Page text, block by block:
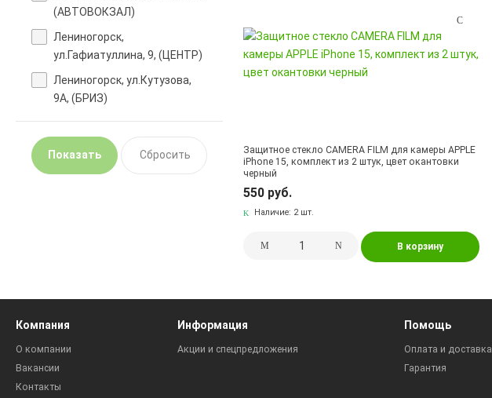
(АВТОВОКЗАЛ)
Лениногорск,
ул.Гафиатуллина, 9, (ЦЕНТР)
Лениногорск, ул.Кутузова,
9А, (БРИЗ)
Защитное стекло CAMERA FILM для камеры APPLE
iPhone 15, комплект из 2 штук, цвет окантовки
черный
550 руб.
Наличие: 2 шт.
В корзину
Компания
О компании
Вакансии
Контакты
Информация
Акции и спецпредложения
Помощь
Оплата и доставка
Гарантия